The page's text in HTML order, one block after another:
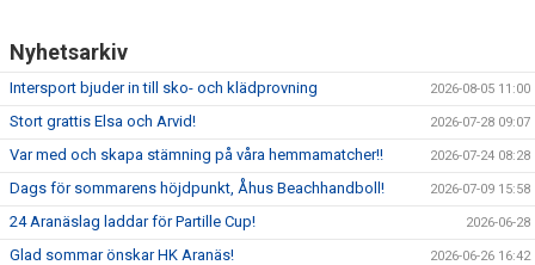
Nyhetsarkiv
Intersport bjuder in till sko- och klädprovning 2026-08-05 11:00
Stort grattis Elsa och Arvid! 2026-07-28 09:07
Var med och skapa stämning på våra hemmamatcher!! 2026-07-24 08:28
Dags för sommarens höjdpunkt, Åhus Beachhandboll! 2026-07-09 15:58
24 Aranäslag laddar för Partille Cup! 2026-06-28
Glad sommar önskar HK Aranäs! 2026-06-26 16:42